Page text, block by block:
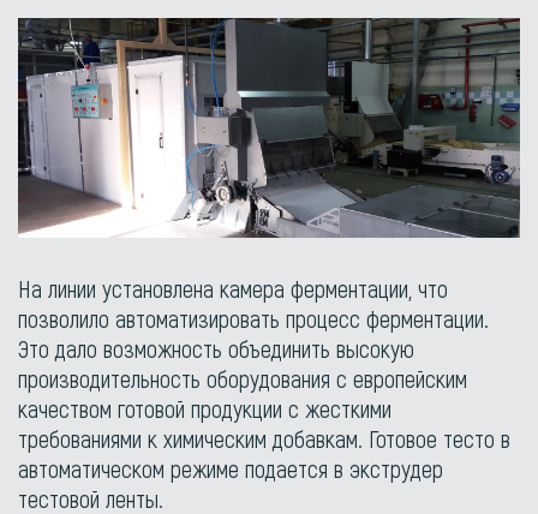
На линии установлена камера ферментации, что
позволило автоматизировать процесс ферментации.
Это дало возможность объединить высокую
производительность оборудования с европейским
качеством готовой продукции с жесткими
требованиями к химическим добавкам. Готовое тесто в
автоматическом режиме подается в экструдер
тестовой ленты.